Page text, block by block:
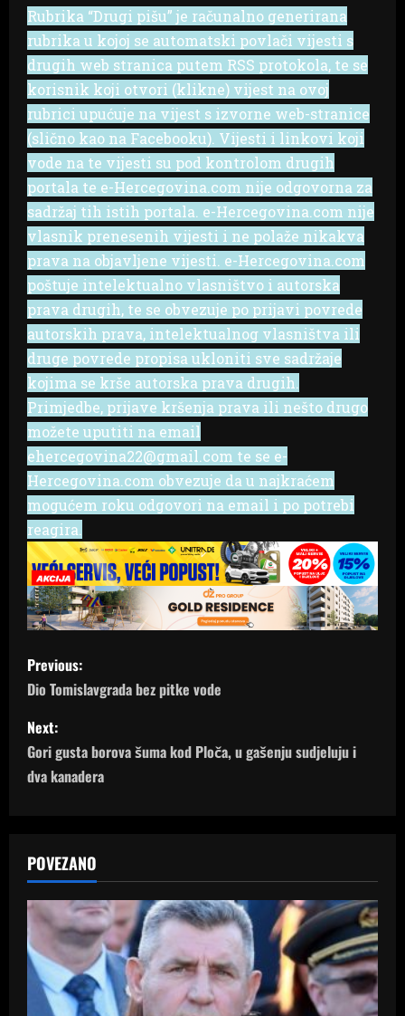
Rubrika “Drugi pišu” je računalno generirana
rubrika u kojoj se automatski povlači vijesti s
drugih web stranica putem RSS protokola, te se
korisnik koji otvori (klikne) vijest na ovoj
rubrici upućuje na vijest s izvorne web-stranice
(slično kao na Facebooku). Vijesti i linkovi koji
vode na te vijesti su pod kontrolom drugih
portala te e-Hercegovina.com nije odgovorna za
sadržaj tih istih portala. e-Hercegovina.com nije
vlasnik prenesenih vijesti i ne polaže nikakva
prava na objavljene vijesti. e-Hercegovina.com
poštuje intelektualno vlasništvo i autorska
prava drugih, te se obvezuje po prijavi povrede
autorskih prava, intelektualnog vlasništva ili
druge povrede propisa ukloniti sve sadržaje
kojima se krše autorska prava drugih.
Primjedbe, prijave kršenja prava ili nešto drugo
možete uputiti na email
ehercegovina22@gmail.com te se e-
Hercegovina.com obvezuje da u najkraćem
mogućem roku odgovori na email i po potrebi
reagira.
P
o
s
t
a
v
i
g
Previous:
Dio Tomislavgrada bez pitke vode
Next:
Gori gusta borova šuma kod Ploča, u gašenju sudjeluju i
dva kanadera
POVEZANO